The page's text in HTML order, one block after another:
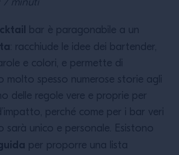
7 minuti
bar è paragonabile a un
: racchiude le idee dei bartender,
e colori, e permette di
molto spesso numerose storie agli
delle regole vere e proprie per
perché come per i bar veri
sarà unico e personale. Esistono
per proporre una lista